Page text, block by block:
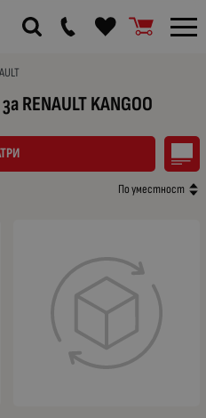
RENAULT KANGOO
По уместност